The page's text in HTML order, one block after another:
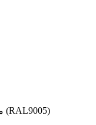
• رنگ سفید مات (RAL9016)، مشکی مات (RAL9005)